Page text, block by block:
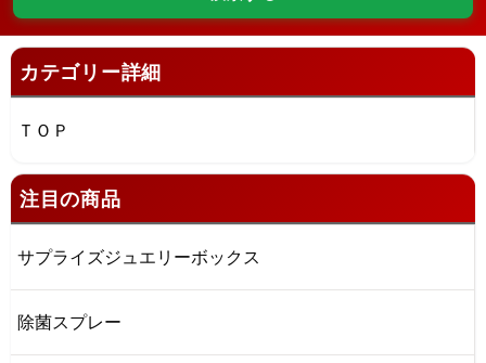
カテゴリー詳細
ＴＯＰ
注目の商品
サプライズジュエリーボックス
除菌スプレー